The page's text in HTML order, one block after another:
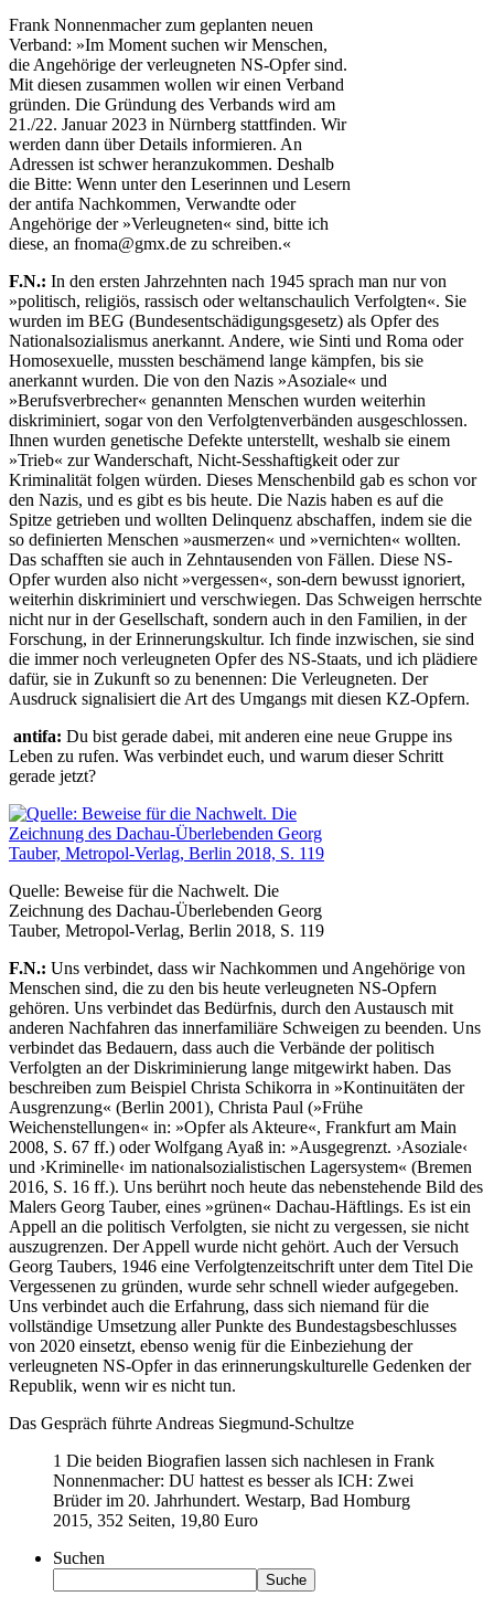
Frank Nonnenmacher zum geplanten neuen
Verband: »Im Moment suchen wir Menschen,
die Angehörige der verleugneten NS-Opfer sind.
Mit diesen zusammen wollen wir einen Verband
gründen. Die Gründung des Verbands wird am
21./22. Januar 2023 in Nürnberg stattfinden. Wir
werden dann über Details informieren. An
Adressen ist schwer heranzukommen. Deshalb
die Bitte: Wenn unter den Leserinnen und Lesern
der antifa Nachkommen, Verwandte oder
Angehörige der »Verleugneten« sind, bitte ich
diese, an fnoma@gmx.de zu schreiben.«
F.N.: In den ersten Jahrzehnten nach 1945 sprach man nur von
»politisch, religiös, rassisch oder weltanschaulich Verfolgten«. Sie
wurden im BEG (Bundesentschädigungsgesetz) als Opfer des
Nationalsozialismus anerkannt. Andere, wie Sinti und Roma oder
Homosexuelle, mussten beschämend lange kämpfen, bis sie
anerkannt wurden. Die von den Nazis »Asoziale« und
»Berufsverbrecher« genannten Menschen wurden weiterhin
diskriminiert, sogar von den Verfolgtenverbänden ausgeschlossen.
Ihnen wurden genetische Defekte unterstellt, weshalb sie einem
»Trieb« zur Wanderschaft, Nicht-Sesshaftigkeit oder zur
Kriminalität folgen würden. Dieses Menschenbild gab es schon vor
den Nazis, und es gibt es bis heute. Die Nazis haben es auf die
Spitze getrieben und wollten Delinquenz abschaffen, indem sie die
so definierten Menschen »ausmerzen« und »vernichten« wollten.
Das schafften sie auch in Zehntausenden von Fällen. Diese NS-
Opfer wurden also nicht »vergessen«, son-dern bewusst ignoriert,
weiterhin diskriminiert und verschwiegen. Das Schweigen herrschte
nicht nur in der Gesellschaft, sondern auch in den Familien, in der
Forschung, in der Erinnerungskultur. Ich finde inzwischen, sie sind
die immer noch verleugneten Opfer des NS-Staats, und ich plädiere
dafür, sie in Zukunft so zu benennen: Die Verleugneten. Der
Ausdruck signalisiert die Art des Umgangs mit diesen KZ-Opfern.
antifa: Du bist gerade dabei, mit anderen eine neue Gruppe ins
Leben zu rufen. Was verbindet euch, und warum dieser Schritt
gerade jetzt?
Quelle: Beweise für die Nachwelt. Die
Zeichnung des Dachau-Überlebenden Georg
Tauber, Metropol-Verlag, Berlin 2018, S. 119
F.N.: Uns verbindet, dass wir Nachkommen und Angehörige von
Menschen sind, die zu den bis heute verleugneten NS-Opfern
gehören. Uns verbindet das Bedürfnis, durch den Austausch mit
anderen Nachfahren das innerfamiliäre Schweigen zu beenden. Uns
verbindet das Bedauern, dass auch die Verbände der politisch
Verfolgten an der Diskriminierung lange mitgewirkt haben. Das
beschreiben zum Beispiel Christa Schikorra in »Kontinuitäten der
Ausgrenzung« (Berlin 2001), Christa Paul (»Frühe
Weichenstellungen« in: »Opfer als Akteure«, Frankfurt am Main
2008, S. 67 ff.) oder Wolfgang Ayaß in: »Ausgegrenzt. ›Asoziale‹
und ›Kriminelle‹ im nationalsozialistischen Lagersystem« (Bremen
2016, S. 16 ff.). Uns berührt noch heute das nebenstehende Bild des
Malers Georg Tauber, eines »grünen« Dachau-Häftlings. Es ist ein
Appell an die politisch Verfolgten, sie nicht zu vergessen, sie nicht
auszugrenzen. Der Appell wurde nicht gehört. Auch der Versuch
Georg Taubers, 1946 eine Verfolgtenzeitschrift unter dem Titel Die
Vergessenen zu gründen, wurde sehr schnell wieder aufgegeben.
Uns verbindet auch die Erfahrung, dass sich niemand für die
vollständige Umsetzung aller Punkte des Bundestagsbeschlusses
von 2020 einsetzt, ebenso wenig für die Einbeziehung der
verleugneten NS-Opfer in das erinnerungskulturelle Gedenken der
Republik, wenn wir es nicht tun.
Das Gespräch führte Andreas Siegmund-Schultze
1 Die beiden Biografien lassen sich nachlesen in Frank
Nonnenmacher: DU hattest es besser als ICH: Zwei
Brüder im 20. Jahrhundert. Westarp, Bad Homburg
2015, 352 Seiten, 19,80 Euro
Suchen
Suche